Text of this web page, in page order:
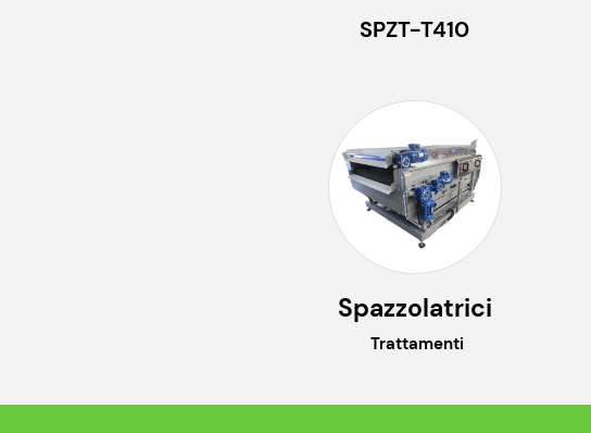
SPZT-T410
Spazzolatrici
Trattamenti